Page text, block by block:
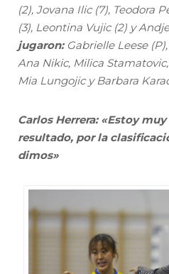
(2), Jovana Ilic (7), Teodora
(3), Leontina Vujic (2) y
jugaron: Gabrielle Leese
Ana Nikic, Milica
Mia Lungojic y Barbara
Carlos Herrera: «Estoy
resultado, por la
dimos»